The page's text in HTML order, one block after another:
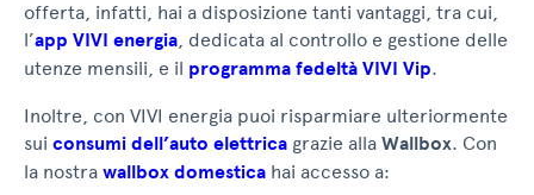
offerta, infatti, hai a disposizione tanti vantaggi, tra cui,
l’app VIVI energia, dedicata al controllo e gestione delle
utenze mensili, e il programma fedeltà VIVI Vip.
Inoltre, con VIVI energia puoi risparmiare ulteriormente
sui consumi dell’auto elettrica grazie alla Wallbox. Con
la nostra wallbox domestica hai accesso a: